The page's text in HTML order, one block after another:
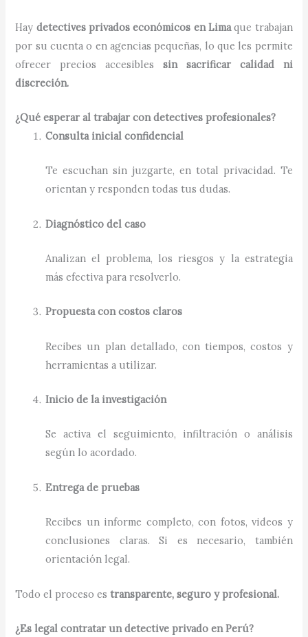
Hay detectives privados económicos en Limaque trabajan
por su cuenta o en agencias pequeñas, lo que les permite
ofrecer precios accesibles sin sacrificar calidad ni
discreción.
¿Qué esperar al trabajar con detectives profesionales?
Consulta inicial confidencial
Te escuchan sin juzgarte, en total privacidad. Te
orientan y responden todas tus dudas.
Diagnóstico del caso
Analizan el problema, los riesgos y la estrategia
más efectiva para resolverlo.
Propuesta con costos claros
Recibes un plan detallado, con tiempos, costos y
herramientas a utilizar.
Inicio de la investigación
Se activa el seguimiento, infiltración o análisis
según lo acordado.
Entrega de pruebas
Recibes un informe completo, con fotos, videos y
conclusiones claras. Si es necesario, también
orientación legal.
Todo el proceso estransparente, seguro y profesional.
¿Es legal contratar un detective privado en Perú?